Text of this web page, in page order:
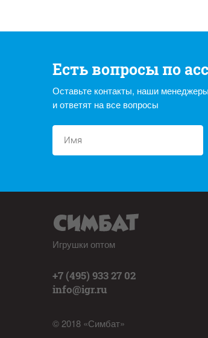
Есть вопросы по
Оставьте контакты, наши
и ответят на все вопросы
Игрушки оптом
+7 (495) 933 27 02
info@igr.ru
© 2018 «Симбат»